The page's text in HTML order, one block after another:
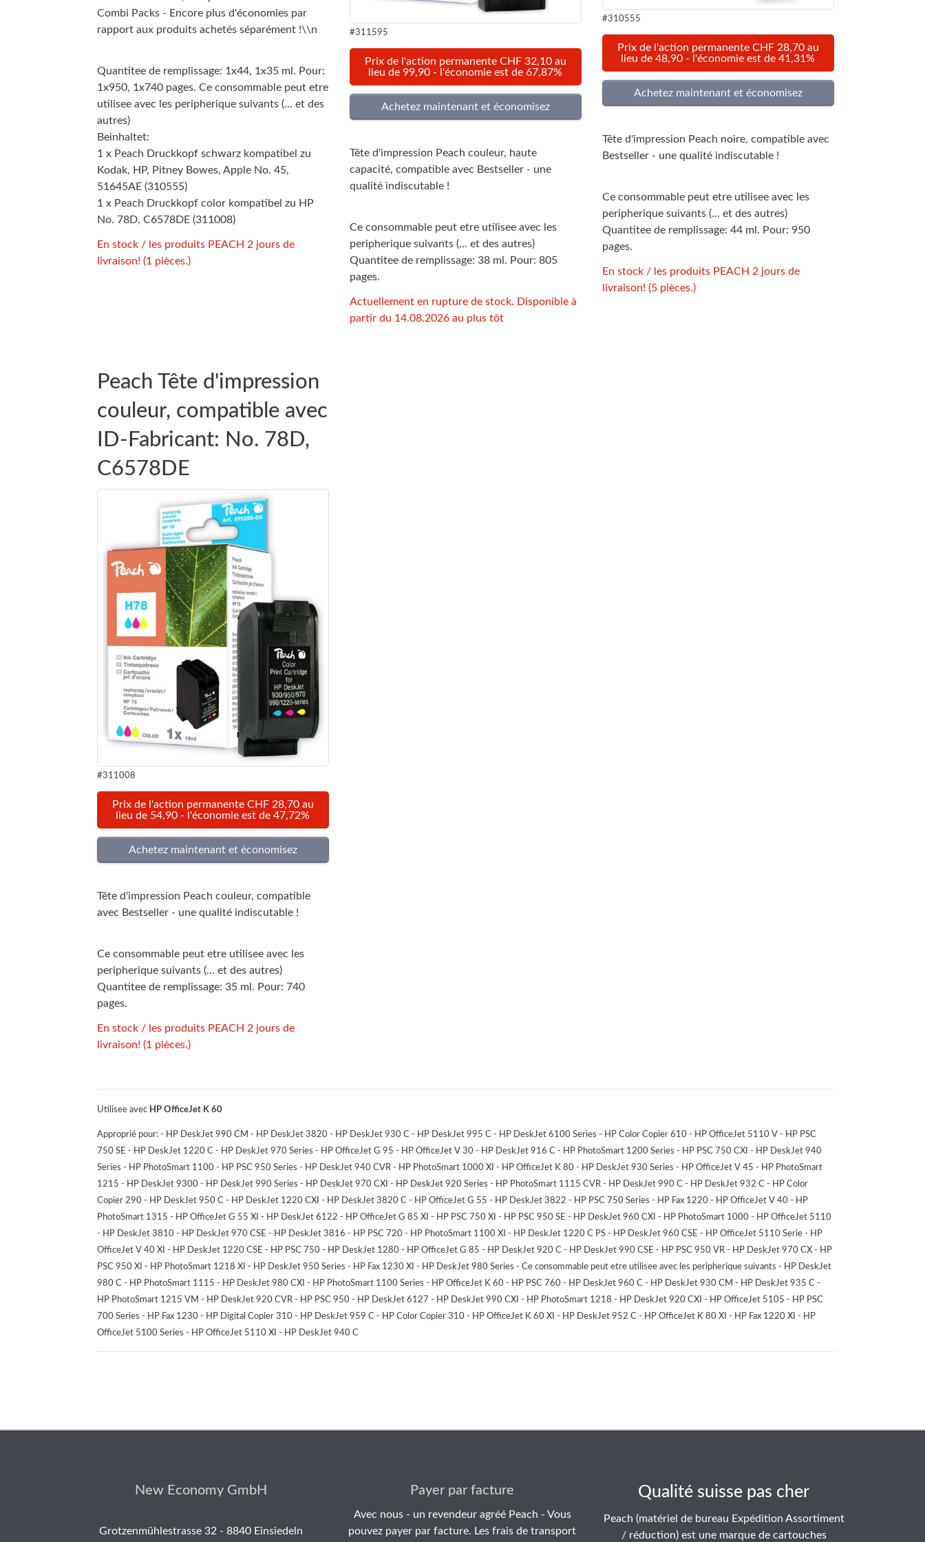
Combi Packs - Encore plus d'économies par
rapport aux produits achetés séparément !\\n
Quantitee de remplissage: 1x44, 1x35 ml. Pour:
1x950, 1x740 pages. Ce consommable peut etre
utilisee avec les peripherique suivants (... et des
autres)
Beinhaltet:
1 x Peach Druckkopf schwarz kompatibel zu
Kodak, HP, Pitney Bowes, Apple No. 45,
51645AE (310555)
1 x Peach Druckkopf color kompatibel zu HP
No. 78D, C6578DE (311008)
En stock / les produits PEACH 2 jours de
livraison! (1 pièces.)
#311595
Prix de l'action permanente CHF 32,10 au
lieu de 99,90 - l'économie est de 67,87%
Tête d'impression Peach couleur, haute
capacité, compatible avec Bestseller - une
qualité indiscutable !
Ce consommable peut etre utilisee avec les
peripherique suivants (... et des autres)
Quantitee de remplissage: 38 ml. Pour: 805
pages.
Actuellement en rupture de stock. Disponible à
partir du 14.08.2026 au plus tôt
#310555
Prix de l'action permanente CHF 28,70 au
lieu de 48,90 - l'économie est de 41,31%
Tête d'impression Peach noire, compatible avec
Bestseller - une qualité indiscutable !
Ce consommable peut etre utilisee avec les
peripherique suivants (... et des autres)
Quantitee de remplissage: 44 ml. Pour: 950
pages.
En stock / les produits PEACH 2 jours de
livraison! (5 pièces.)
Peach Tête d'impression
couleur, compatible avec
ID-Fabricant: No. 78D,
C6578DE
#311008
Prix de l'action permanente CHF 28,70 au
lieu de 54,90 - l'économie est de 47,72%
Tête d'impression Peach couleur, compatible
avec Bestseller - une qualité indiscutable !
Ce consommable peut etre utilisee avec les
peripherique suivants (... et des autres)
Quantitee de remplissage: 35 ml. Pour: 740
pages.
En stock / les produits PEACH 2 jours de
livraison! (1 pièces.)
Utilisee avec HP OfficeJet K 60
Approprié pour: - HP DeskJet 990 CM - HP DeskJet 3820 - HP DeskJet 930 C - HP DeskJet 995 C - HP DeskJet 6100 Series - HP Color Copier 610 - HP OfficeJet 5110 V - HP PSC
750 SE - HP DeskJet 1220 C - HP DeskJet 970 Series - HP OfficeJet G 95 - HP OfficeJet V 30 - HP DeskJet 916 C - HP PhotoSmart 1200 Series - HP PSC 750 CXI - HP DeskJet 940
Series - HP PhotoSmart 1100 - HP PSC 950 Series - HP DeskJet 940 CVR - HP PhotoSmart 1000 XI - HP OfficeJet K 80 - HP DeskJet 930 Series - HP OfficeJet V 45 - HP PhotoSmart
1215 - HP DeskJet 9300 - HP DeskJet 990 Series - HP DeskJet 970 CXI - HP DeskJet 920 Series - HP PhotoSmart 1115 CVR - HP DeskJet 990 C - HP DeskJet 932 C - HP Color
Copier 290 - HP DeskJet 950 C - HP DeskJet 1220 CXI - HP DeskJet 3820 C - HP OfficeJet G 55 - HP DeskJet 3822 - HP PSC 750 Series - HP Fax 1220 - HP OfficeJet V 40 - HP
PhotoSmart 1315 - HP OfficeJet G 55 XI - HP DeskJet 6122 - HP OfficeJet G 85 XI - HP PSC 750 XI - HP PSC 950 SE - HP DeskJet 960 CXI - HP PhotoSmart 1000 - HP OfficeJet 5110
- HP DeskJet 3810 - HP DeskJet 970 CSE - HP DeskJet 3816 - HP PSC 720 - HP PhotoSmart 1100 XI - HP DeskJet 1220 C PS - HP DeskJet 960 CSE - HP OfficeJet 5110 Serie - HP
OfficeJet V 40 XI - HP DeskJet 1220 CSE - HP PSC 750 - HP DeskJet 1280 - HP OfficeJet G 85 - HP DeskJet 920 C - HP DeskJet 990 CSE - HP PSC 950 VR - HP DeskJet 970 CX - HP
PSC 950 XI - HP PhotoSmart 1218 XI - HP DeskJet 950 Series - HP Fax 1230 XI - HP DeskJet 980 Series - Ce consommable peut etre utilisee avec les peripherique suivants - HP DeskJet
980 C - HP PhotoSmart 1115 - HP DeskJet 980 CXI - HP PhotoSmart 1100 Series - HP OfficeJet K 60 - HP PSC 760 - HP DeskJet 960 C - HP DeskJet 930 CM - HP DeskJet 935 C -
HP PhotoSmart 1215 VM - HP DeskJet 920 CVR - HP PSC 950 - HP DeskJet 6127 - HP DeskJet 990 CXI - HP PhotoSmart 1218 - HP DeskJet 920 CXI - HP OfficeJet 5105 - HP PSC
700 Series - HP Fax 1230 - HP Digital Copier 310 - HP DeskJet 959 C - HP Color Copier 310 - HP OfficeJet K 60 XI - HP DeskJet 952 C - HP OfficeJet K 80 XI - HP Fax 1220 XI - HP
OfficeJet 5100 Series - HP OfficeJet 5110 XI - HP DeskJet 940 C
New Economy GmbH
Grotzenmühlestrasse 32 - 8840 Einsiedeln
Payer par facture
Avec nous - un revendeur agréé Peach - Vous
pouvez payer par facture. Les frais de transport
Qualité suisse pas cher
Peach (matériel de bureau Expédition Assortiment
/ réduction) est une marque de cartouches